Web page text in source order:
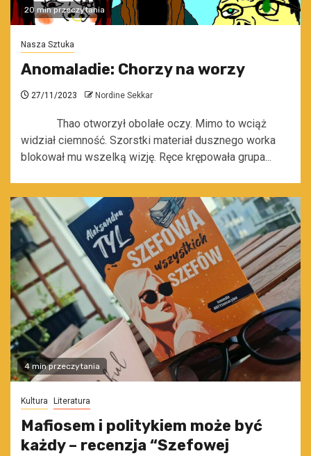
20 min przeczytania
Nasza Sztuka
Anomaladie: Chorzy na worzy
27/11/2023 Nordine Sekkar
Thao otworzył obolałe oczy. Mimo to wciąż
widział ciemność. Szorstki materiał dusznego worka
blokował mu wszelką wizję. Ręce krępowała grupa...
4 min przeczytania
Kultura Literatura
Mafiosem i politykiem może być
każdy – recenzja “Szefowej